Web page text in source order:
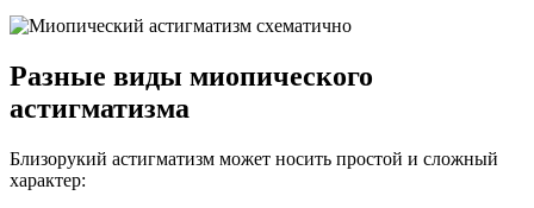
Разные виды миопического
астигматизма
Близорукий астигматизм может носить простой и сложный
характер: